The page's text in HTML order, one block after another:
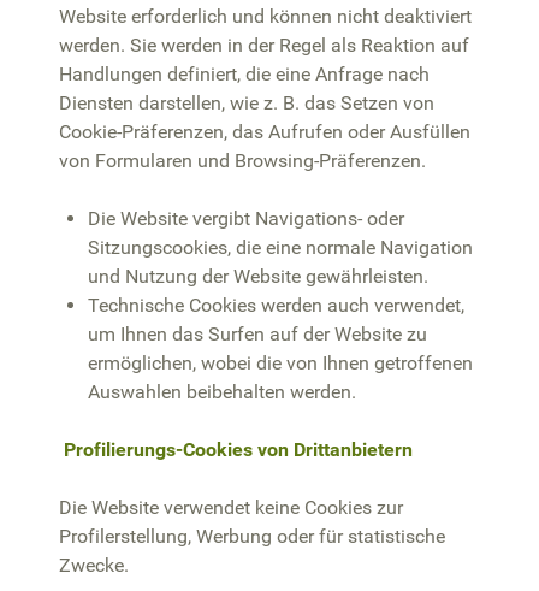
Website erforderlich und können nicht deaktiviert
werden. Sie werden in der Regel als Reaktion auf
Handlungen definiert, die eine Anfrage nach
Diensten darstellen, wie z. B. das Setzen von
Cookie-Präferenzen, das Aufrufen oder Ausfüllen
von Formularen und Browsing-Präferenzen.
Die Website vergibt Navigations- oder
Sitzungscookies, die eine normale Navigation
und Nutzung der Website gewährleisten.
Technische Cookies werden auch verwendet,
um Ihnen das Surfen auf der Website zu
ermöglichen, wobei die von Ihnen getroffenen
Auswahlen beibehalten werden.
Profilierungs-Cookies von Drittanbietern
Die Website verwendet keine Cookies zur
Profilerstellung, Werbung oder für statistische
Zwecke.